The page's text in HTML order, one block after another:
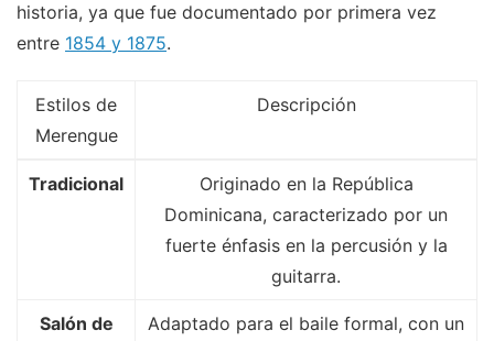
historia, ya que fue documentado por primera vez
entre 1854 y 1875.
Estilos de
Merengue
Descripción
Tradicional
Originado en la República
Dominicana, caracterizado por un
fuerte énfasis en la percusión y la
guitarra.
Salón de
Adaptado para el baile formal, con un